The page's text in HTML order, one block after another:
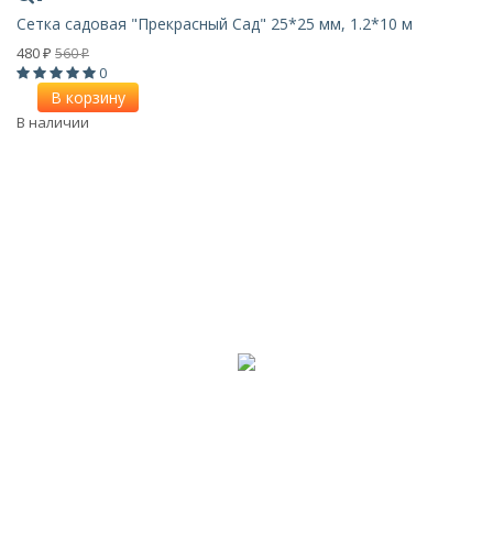
Сетка садовая "Прекрасный Сад" 25*25 мм, 1.2*10 м
480 ₽ 560₽
0
В корзину
В наличии